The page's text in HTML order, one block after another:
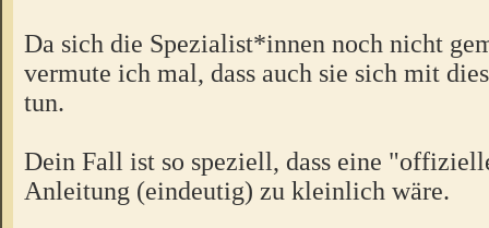
Da sich die Spezialist*innen noch nicht
vermute ich mal, dass auch sie sich mit
tun.
Dein Fall ist so speziell, dass eine
Anleitung (eindeutig) zu kleinlich wäre.